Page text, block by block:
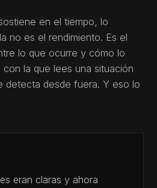
en el tiempo, lo
no es el rendimiento. Es el
lo que ocurre y cómo lo
la que lees una situación
detecta desde fuera. Y eso lo
eran claras y ahora